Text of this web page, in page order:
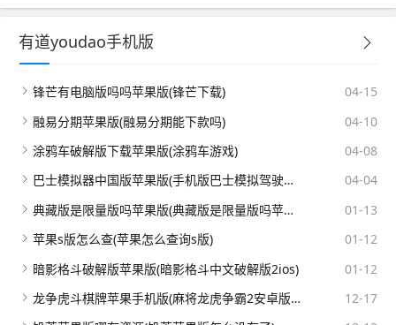
有道youdao手机版
锋芒有电脑版吗吗苹果版(锋芒下载)
04-15
融易分期苹果版(融易分期能下款吗)
04-10
涂鸦车破解版下载苹果版(涂鸦车游戏)
04-08
巴士模拟器中国版苹果版(手机版巴士模拟驾驶中文破解版)
04-04
典藏版是限量版吗苹果版(典藏版是限量版吗苹果版多少钱)
01-13
苹果s版怎么查(苹果怎么查询s版)
01-12
暗影格斗破解版苹果版(暗影格斗中文破解版2ios)
01-12
龙争虎斗棋牌苹果手机版(麻将龙虎争霸2安卓版下载)
12-17